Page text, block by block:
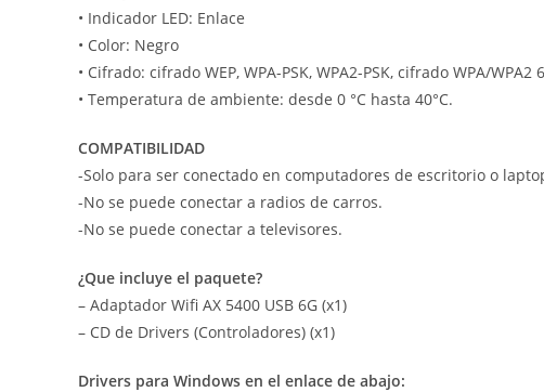
• Indicador LED: Enlace
• Color: Negro
• Cifrado: cifrado WEP, WPA-PSK, WPA2-PSK, cifrado WPA/WPA2
• Temperatura de ambiente: desde 0 °C hasta 40°C.
COMPATIBILIDAD
-Solo para ser conectado en computadores de escritorio o
-No se puede conectar a radios de carros.
-No se puede conectar a televisores.
¿Que incluye el paquete?
– Adaptador Wifi AX 5400 USB 6G (x1)
– CD de Drivers (Controladores) (x1)
Drivers para Windows en el enlace de abajo: